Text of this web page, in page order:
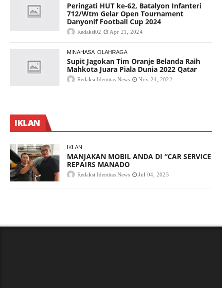
Peringati HUT ke-62, Batalyon Infanteri
712/Wtm Gelar Open Tournament
Danyonif Football Cup 2024
Redaksi02 Apr 21, 2024
MINAHASA OLAHRAGA
Supit Jagokan Tim Oranje Belanda Raih
Mahkota Juara Piala Dunia 2022 Qatar
Redaksi Identitas News Nov 24, 2022
IKLAN
IKLAN
MANJAKAN MOBIL ANDA DI “CAR SERVICE
REPAIRS MANADO
Redaksi Identitas News Jul 04, 2025